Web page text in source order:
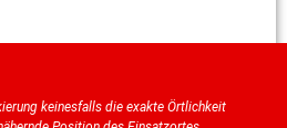
keinesfalls die exakte Örtlichkeit